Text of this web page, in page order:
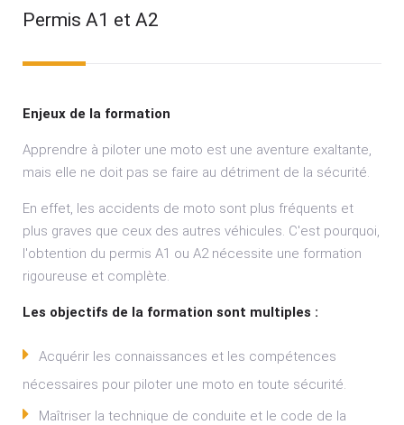
Permis A1 et A2
Enjeux de la formation
Apprendre à piloter une moto est une aventure exaltante,
mais elle ne doit pas se faire au détriment de la sécurité.
En effet, les accidents de moto sont plus fréquents et
plus graves que ceux des autres véhicules. C'est pourquoi,
l'obtention du permis A1 ou A2 nécessite une formation
rigoureuse et complète.
Les objectifs de la formation sont multiples :
Acquérir les connaissances et les compétences
nécessaires pour piloter une moto en toute sécurité.
Maîtriser la technique de conduite et le code de la